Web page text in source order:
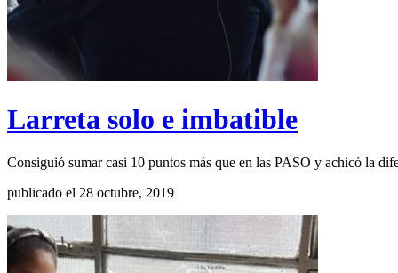
Larreta solo e imbatible
Consiguió sumar casi 10 puntos más que en las PASO y achicó la
publicado el 28 octubre, 2019